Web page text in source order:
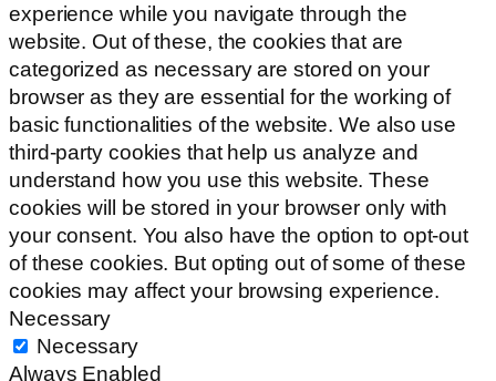
experience while you navigate through the
website. Out of these, the cookies that are
categorized as necessary are stored on your
browser as they are essential for the working of
basic functionalities of the website. We also use
third-party cookies that help us analyze and
understand how you use this website. These
cookies will be stored in your browser only with
your consent. You also have the option to opt-out
of these cookies. But opting out of some of these
cookies may affect your browsing experience.
Necessary
Necessary
Always Enabled